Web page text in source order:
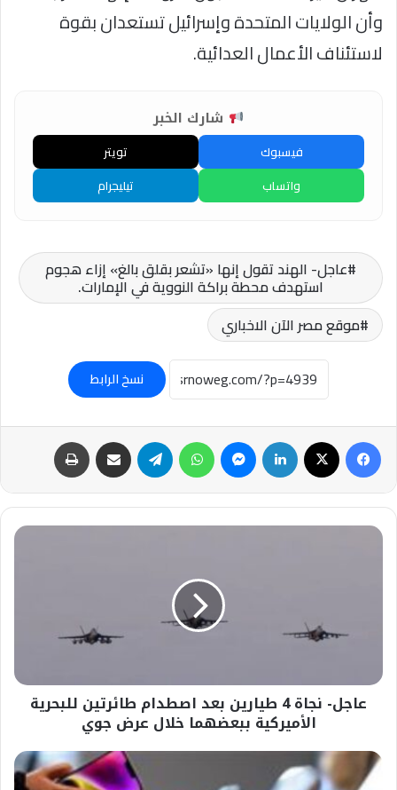
وأن الولايات المتحدة وإسرائيل تستعدان بقوة
لاستئناف الأعمال العدائية.
شارك الخبر
فيسبوك
تويتر
واتساب
تيليجرام
عاجل- الهند تقول إنها «تشعر بقلق بالغ» إزاء هجوم
استهدف محطة براكة النووية في الإمارات.
موقع مصر الآن الاخباري
نسخ الرابط
فيسبوك لينكدإن ماسنجر واتساب تيلقرام مشاركة عبر البريد
عاجل-
الأميركية
ببعضهما
جوي
عاجل- نجاة 4 طيارين بعد اصطدام طائرتين للبحرية
الأميركية ببعضهما خلال عرض جوي
#وزير
الاتصالات: